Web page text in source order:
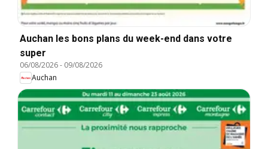
Auchan les bons plans du week-end dans votre
super
06/08/2026- 09/08/2026
Auchan